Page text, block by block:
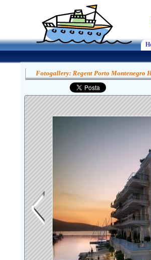
Fotogallery: Regent Porto Montenegro